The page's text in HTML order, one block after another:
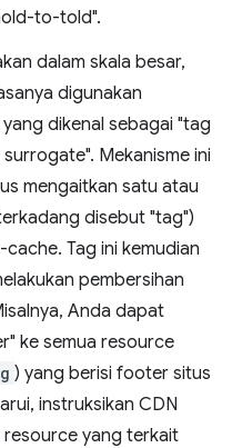
to-told".
dalam skala besar,
digunakan
dikenal sebagai "tag
Mekanisme ini
mengaitkan satu atau
disebut "tag")
Tag ini kemudian
pembersihan
Anda dapat
ke semua resource
) yang berisi footer situs
instruksikan CDN
resource yang terkait